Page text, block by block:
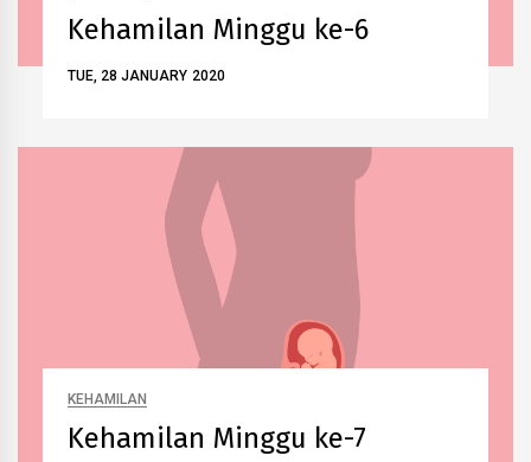
Kehamilan Minggu ke-6
TUE, 28 JANUARY 2020
KEHAMILAN
Kehamilan Minggu ke-7